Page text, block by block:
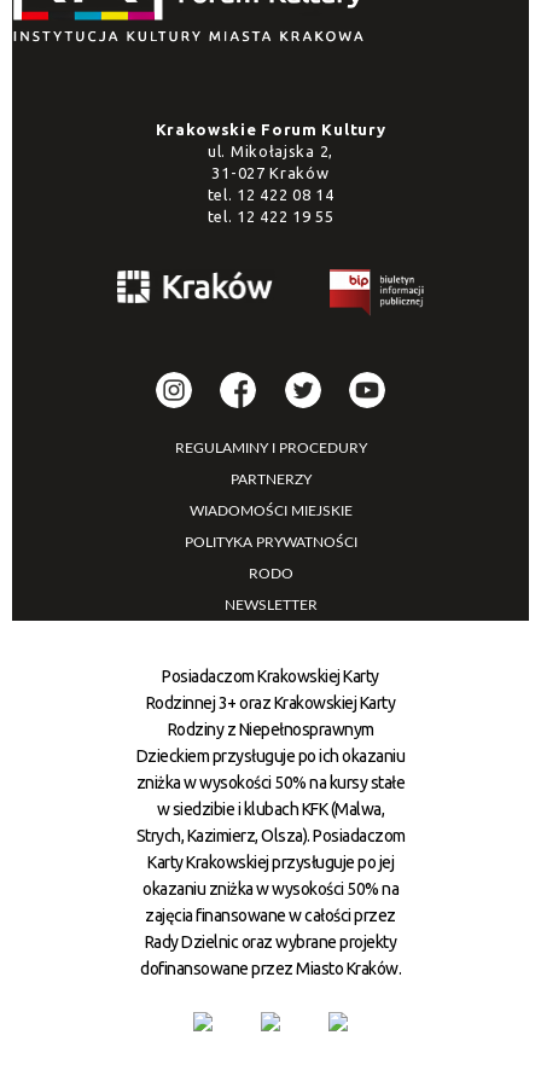
Krakowskie Forum Kultury
ul. Mikołajska 2,
31-027 Kraków
tel. 12 422 08 14
tel. 12 422 19 55
REGULAMINY I PROCEDURY
PARTNERZY
WIADOMOŚCI MIEJSKIE
POLITYKA PRYWATNOŚCI
RODO
NEWSLETTER
Posiadaczom Krakowskiej Karty
Rodzinnej 3+ oraz Krakowskiej Karty
Rodziny z Niepełnosprawnym
Dzieckiem przysługuje po ich okazaniu
zniżka w wysokości 50% na kursy stałe
w siedzibie i klubach KFK (Malwa,
Strych, Kazimierz, Olsza). Posiadaczom
Karty Krakowskiej przysługuje po jej
okazaniu zniżka w wysokości 50% na
zajęcia finansowane w całości przez
Rady Dzielnic oraz wybrane projekty
dofinansowane przez Miasto Kraków.